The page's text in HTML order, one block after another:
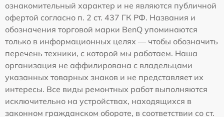
ознакомительный характер и не являются публичной
офертой согласно п. 2 ст. 437 ГК РФ. Названия и
обозначения торговой марки BenQ упоминаются
только в информационных целях — чтобы обозначить
перечень техники, с которой мы работаем. Наша
организация не аффилирована с владельцами
указанных товарных знаков и не представляет их
интересы. Все виды ремонтных работ выполняются
исключительно на устройствах, находящихся в
законном гражданском обороте, в соответствии со ст.